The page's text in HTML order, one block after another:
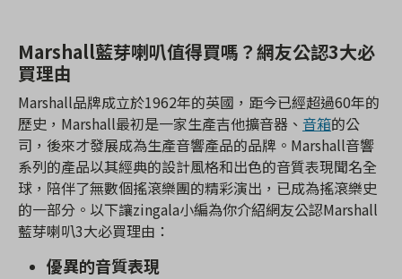
Marshall藍芽喇叭值得買嗎？網友公認3大必
買理由
Marshall品牌成立於1962年的英國，距今已經超過60年的
歷史，Marshall最初是一家生產吉他擴音器、 音箱的公
司，後來才發展成為生產音響產品的品牌。Marshall音響
系列的產品以其經典的設計風格和出色的音質表現聞名全
球，陪伴了無數個搖滾樂團的精彩演出，已成為搖滾樂史
的一部分。以下讓zingala小編為你介紹網友公認Marshall
藍芽喇叭3大必買理由：
優異的音質表現